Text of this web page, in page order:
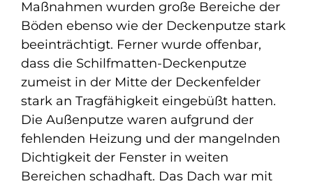
Maßnahmen wurden große Bereiche der
Böden ebenso wie der Deckenputze stark
beeinträchtigt. Ferner wurde offenbar,
dass die Schilfmatten-Deckenputze
zumeist in der Mitte der Deckenfelder
stark an Tragfähigkeit eingebüßt hatten.
Die Außenputze waren aufgrund der
fehlenden Heizung und der mangelnden
Dichtigkeit der Fenster in weiten
Bereichen schadhaft. Das Dach war mit